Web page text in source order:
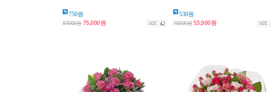
750원
87000원 75,000원
530원
70000원 53,000원